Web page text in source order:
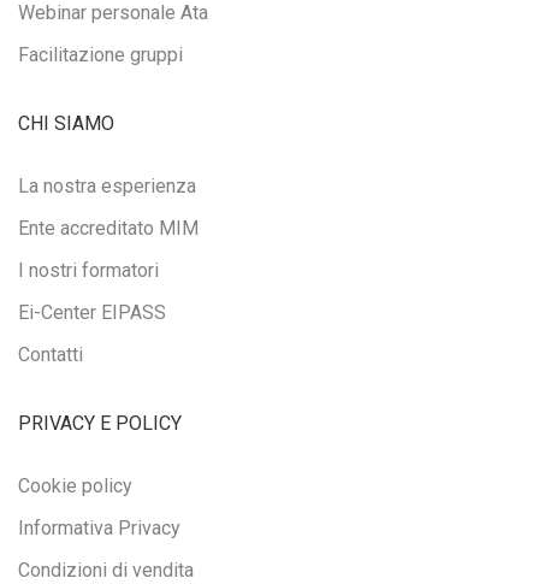
Webinar personale Ata
Facilitazione gruppi
CHI SIAMO
La nostra esperienza
Ente accreditato MIM
I nostri formatori
Ei-Center EIPASS
Contatti
PRIVACY E POLICY
Cookie policy
Informativa Privacy
Condizioni di vendita